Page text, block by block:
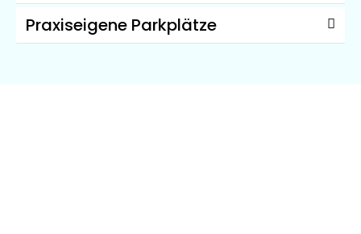
Praxiseigene Parkplätze